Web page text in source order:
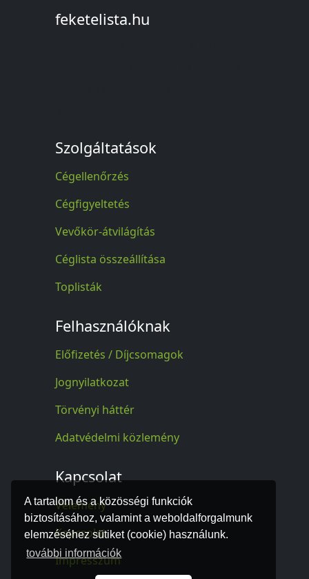
A tartalom és a közösségi funkciók
biztosításához, valamint a weboldalforgalmunk
elemzéséhez sütiket (cookie) használunk.
további információk
feketelista.hu
Szolgáltatások
Cégellenőrzés
Cégfigyeltetés
Vevőkör-átvilágítás
Céglista összeállítása
Toplisták
Felhasználóknak
Előfizetés / Díjcsomagok
Jognyilatkozat
Törvényi háttér
Adatvédelmi közlemény
Kapcsolat
Vélemény
Kapcsolat
Impresszum